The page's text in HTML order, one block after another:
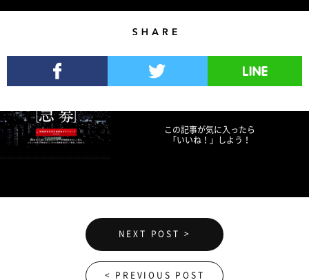
この記事が気に入ったら
「いいね！」しよう！
NEXT POST >
< PREVIOUS POST